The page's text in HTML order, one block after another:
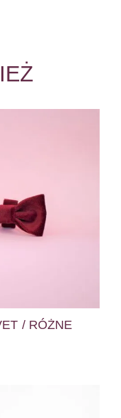
/ RÓŻNE